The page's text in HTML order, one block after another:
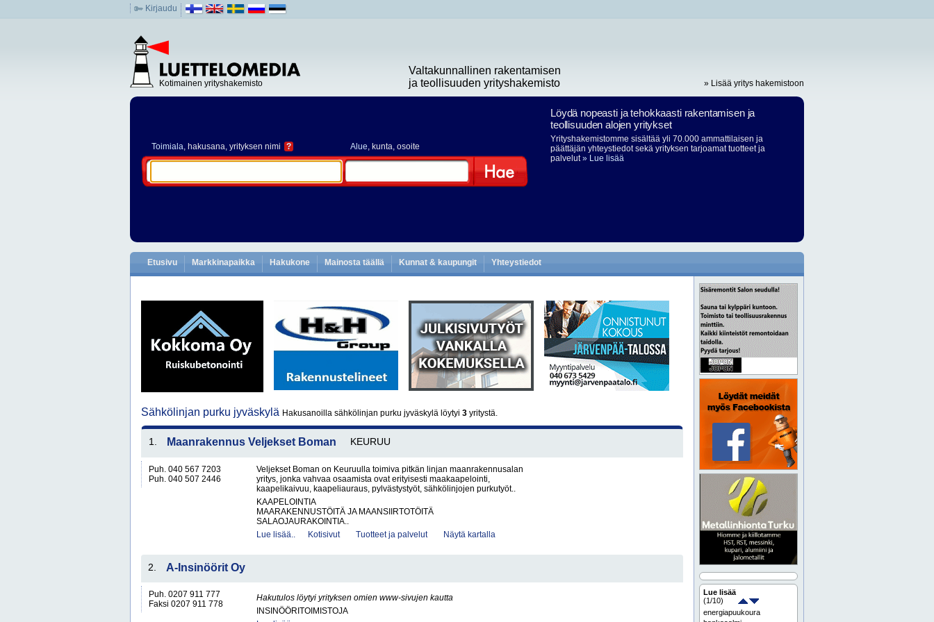
Kirjaudu
Kotimainen yrityshakemisto
Valtakunnallinen rakentamisen
ja teollisuuden yrityshakemisto
» Lisää yritys hakemistoon
Toimiala, hakusana, yrityksen nimi ? Alue, kunta, osoite
Löydä nopeasti ja tehokkaasti rakentamisen ja
teollisuuden alojen yritykset
Yrityshakemistomme sisältää yli 70.000 ammattilaisen ja
päättäjän yhteystiedot sekä yrityksen tarjoamat tuotteet ja
palvelut» Lue lisää
Etusivu Markkinapaikka Hakukone Mainosta täällä Kunnat & kaupungit Yhteystiedot
Sähkölinjan purku jyväskylä Hakusanoilla sähkölinjan purku jyväskylä löytyi 3 yritystä.
1. Maanrakennus Veljekset Boman KEURUU
Puh. 040 567 7203
Puh. 040 507 2446
Veljekset Boman on Keuruulla toimiva pitkän linjan maanrakennusalan
yritys, jonka vahvaa osaamista ovat erityisesti maakaapelointi,
kaapelikaivuu, kaapeliauraus, pylvästystyöt, sähkölinjojen purkutyöt..
KAAPELOINTIA
MAARAKENNUSTÖITÄ JA MAANSIIRTOTÖITÄ
SALAOJAURAKOINTIA..
Lue lisää..
Kotisivut Tuotteet ja palvelut Näytä kartalla
2. A-Insinöörit Oy
Puh. 0207 911 777
Faksi 0207 911 778
Hakutulos löytyi yrityksen omien www-sivujen kautta
INSINÖÖRITOIMISTOJA
Lue lisää
(1/10)
energiapuukoura